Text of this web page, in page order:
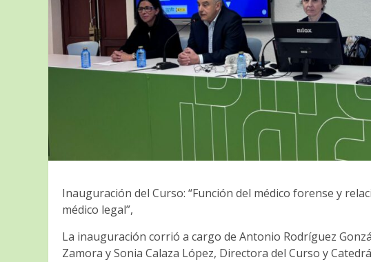
Inauguración del Curso: “Función del médico forense y
médico legal”,
La inauguración corrió a cargo de Antonio Rodríguez
Zamora y Sonia Calaza López, Directora del Curso y